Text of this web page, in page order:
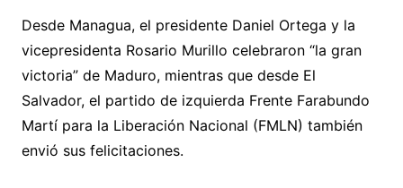
Desde Managua, el presidente Daniel Ortega y la
vicepresidenta Rosario Murillo celebraron “la gran
victoria” de Maduro, mientras que desde El
Salvador, el partido de izquierda Frente Farabundo
Martí para la Liberación Nacional (FMLN) también
envió sus felicitaciones.